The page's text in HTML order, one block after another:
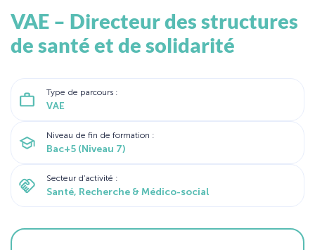
VAE – Directeur des structures
de santé et de solidarité
Type de parcours :
VAE
Niveau de fin de formation :
Bac+5 (Niveau 7)
Secteur d’activité :
Santé, Recherche & Médico-social